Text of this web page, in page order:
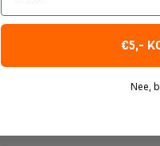
€5,-
Nee,